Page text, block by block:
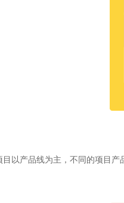
目以产品线为主，不同的项目